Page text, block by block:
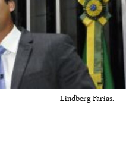
Lindberg Farias.